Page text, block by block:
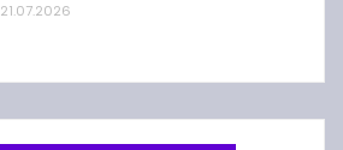
21.07.2026